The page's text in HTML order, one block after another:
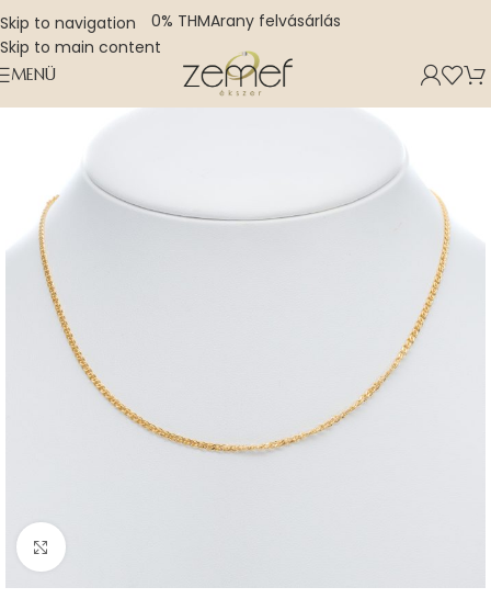
Skip to navigation
Skip to main content
0% THMArany felvásárlás
MENÜ
Nagyításhoz kattints ide